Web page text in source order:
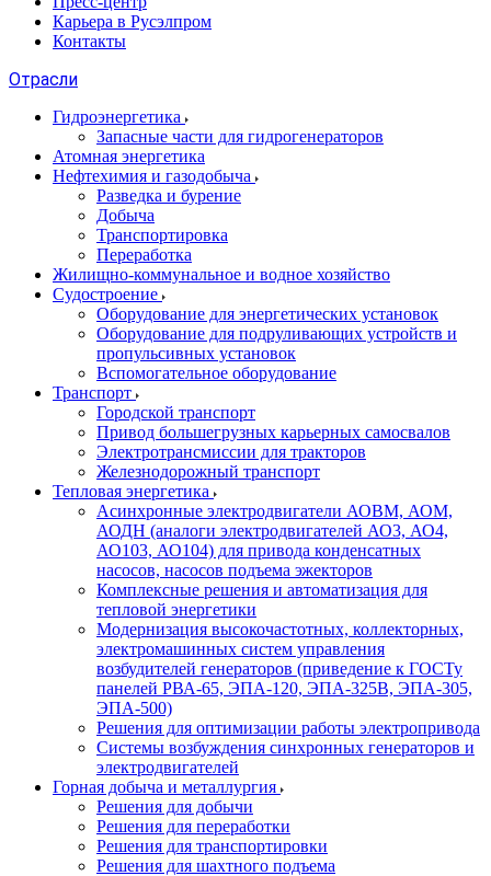
Карьера в Русэлпром
Контакты
Отрасли
Гидроэнергетика
Запасные части для гидрогенераторов
Атомная энергетика
Нефтехимия и газодобыча
Разведка и бурение
Добыча
Транспортировка
Переработка
Жилищно-коммунальное и водное хозяйство
Судостроение
Оборудование для энергетических установок
Оборудование для подруливающих устройств и
пропульсивных установок
Вспомогательное оборудование
Транспорт
Городской транспорт
Привод большегрузных карьерных самосвалов
Электротрансмиссии для тракторов
Железнодорожный транспорт
Тепловая энергетика
Асинхронные электродвигатели АОВМ, АОМ,
АОДН (аналоги электродвигателей АО3, АО4,
АО103, АО104) для привода конденсатных
насосов, насосов подъема эжекторов
Комплексные решения и автоматизация для
тепловой энергетики
Модернизация высокочастотных, коллекторных,
электромашинных систем управления
возбудителей генераторов (приведение к ГОСТу
панелей РВА-65, ЭПА-120, ЭПА-325В, ЭПА-305,
ЭПА-500)
Решения для оптимизации работы электропривода
Системы возбуждения синхронных генераторов и
электродвигателей
Горная добыча и металлургия
Решения для добычи
Решения для переработки
Решения для транспортировки
Решения для шахтного подъема